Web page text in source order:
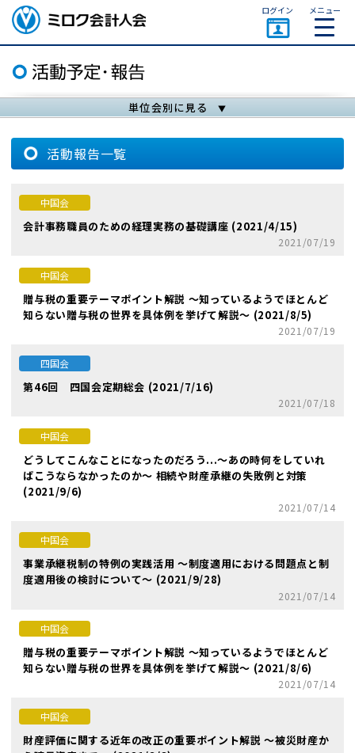
ミロク会計人会 MIROKU
ACCOUNTING PERSON
ASSOCIATION
ログイン メニュー
単位会別に見る
活動報告一覧
中国会
会計事務職員のための経理実務の基礎講座 (2021/4/15)
2021/07/19
中国会
贈与税の重要テーマポイント解説 ～知っているようでほとんど
知らない贈与税の世界を具体例を挙げて解説～ (2021/8/5)
2021/07/19
四国会
第46回 四国会定期総会 (2021/7/16)
2021/07/18
中国会
どうしてこんなことになったのだろう...～あの時何をしていれ
ばこうならなかったのか～ 相続や財産承継の失敗例と対策
(2021/9/6)
2021/07/14
中国会
事業承継税制の特例の実践活用 ～制度適用における問題点と制
度適用後の検討について～ (2021/9/28)
2021/07/14
中国会
贈与税の重要テーマポイント解説 ～知っているようでほとんど
知らない贈与税の世界を具体例を挙げて解説～ (2021/8/6)
2021/07/14
中国会
財産評価に関する近年の改正の重要ポイント解説 ～被災財産か